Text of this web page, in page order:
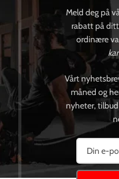
Meld deg på
rabatt på
ordinære
Vårt
måned og
nyheter,